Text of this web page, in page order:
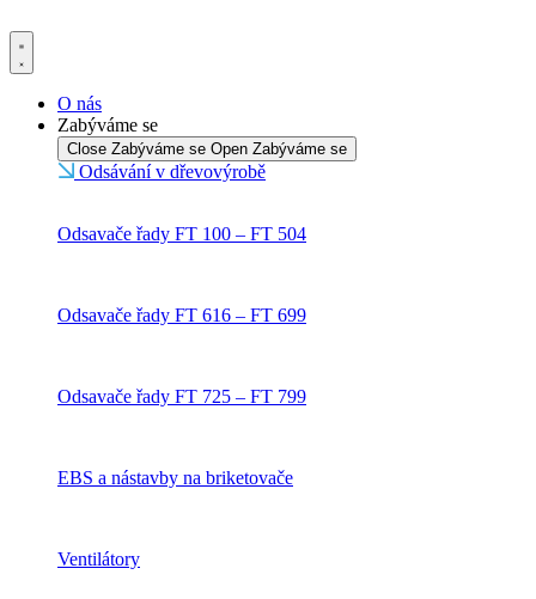
k
obsahu
O nás
Zabýváme se
Close Zabýváme se Open Zabýváme se
Odsávání v dřevovýrobě
Odsavače řady FT 100 – FT 504
Odsavače řady FT 616 – FT 699
Odsavače řady FT 725 – FT 799
EBS a nástavby na briketovače
Ventilátory